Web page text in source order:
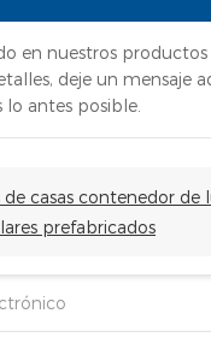
en nuestros productos
deje un mensaje
antes posible.
de casas contenedor de
prefabricados